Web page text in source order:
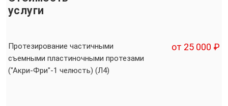
услуги
Протезирование частичными
съемными пластиночными протезами
("Акри-Фри"-1 челюсть) (Л4)
от 25 000 ₽